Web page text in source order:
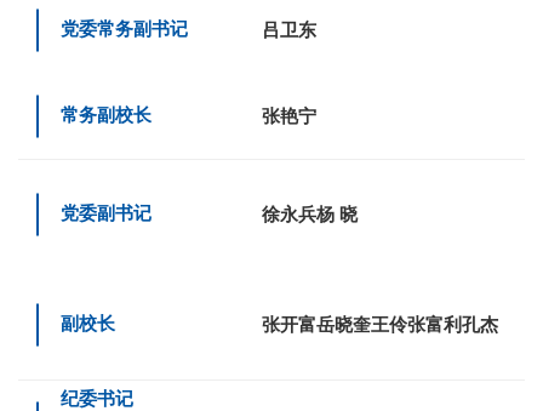
党委常务副书记 吕卫东
常务副校长 张艳宁
党委副书记 徐永兵杨 晓
副校长 张开富岳晓奎王伶张富利孔杰
纪委书记